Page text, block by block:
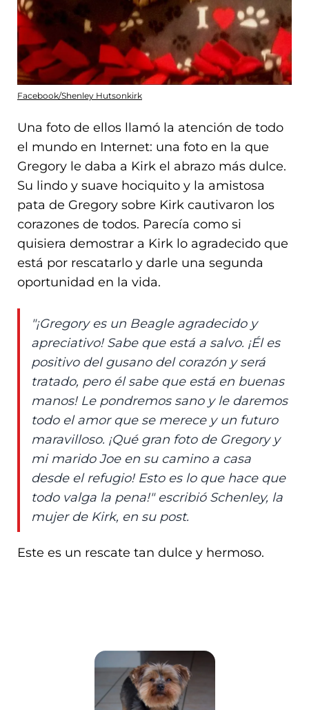
Facebook/Shenley Hutsonkirk
Una foto de ellos llamó la atención de todo
el mundo en Internet: una foto en la que
Gregory le daba a Kirk el abrazo más dulce.
Su lindo y suave hociquito y la amistosa
pata de Gregory sobre Kirk cautivaron los
corazones de todos. Parecía como si
quisiera demostrar a Kirk lo agradecido que
está por rescatarlo y darle una segunda
oportunidad en la vida.
"¡Gregory es un Beagle agradecido y
apreciativo! Sabe que está a salvo. ¡Él es
positivo del gusano del corazón y será
tratado, pero él sabe que está en buenas
manos! Le pondremos sano y le daremos
todo el amor que se merece y un futuro
maravilloso. ¡Qué gran foto de Gregory y
mi marido Joe en su camino a casa
desde el refugio! Esto es lo que hace que
todo valga la pena!" escribió Schenley, la
mujer de Kirk, en su post.
Este es un rescate tan dulce y hermoso.